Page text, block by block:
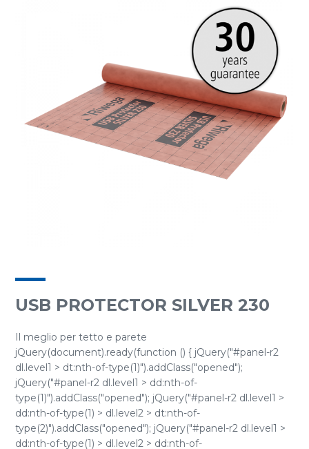
USB PROTECTOR SILVER 230
Il meglio per tetto e parete
jQuery(document).ready(function () { jQuery("#panel-r2
dl.level1 > dt:nth-of-type(1)").addClass("opened");
jQuery("#panel-r2 dl.level1 > dd:nth-of-
type(1)").addClass("opened"); jQuery("#panel-r2 dl.level1 >
dd:nth-of-type(1) > dl.level2 > dt:nth-of-
type(2)").addClass("opened"); jQuery("#panel-r2 dl.level1 >
dd:nth-of-type(1) > dl.level2 > dd:nth-of-